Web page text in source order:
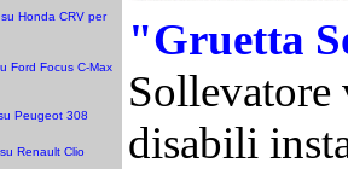
Honda CRV per
Ford Focus C-Max
Peugeot 308
Renault Clio
"Gruetta
Sollevatore
disabili